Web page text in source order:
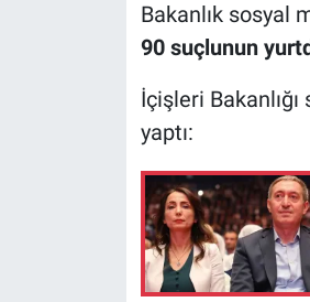
Bakanlık sosyal
90 suçlunun
İçişleri
yaptı: